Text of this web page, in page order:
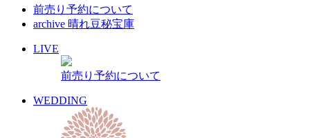
前売り予約について
archive 晴れ豆秘宝庫
LIVE
前売り予約について
WEDDING